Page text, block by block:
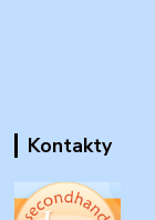
Kontakty